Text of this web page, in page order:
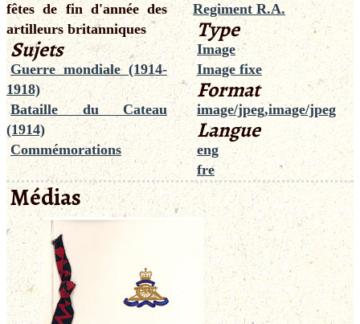
fêtes de fin d'année des
artilleurs britanniques
Sujets
Guerre mondiale (1914-
1918)
Bataille du Cateau
(1914)
Commémorations
Regiment R.A.
Type
Image
Image fixe
Format
image/jpeg,image/jpeg
Langue
eng
fre
Médias